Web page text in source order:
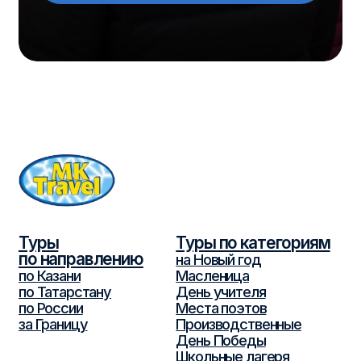
© 2026 ООО «МК-Травел». Все права защищены.